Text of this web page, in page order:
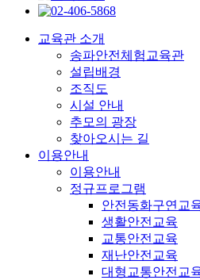
교육관 소개
송파안전체험교육관
설립배경
조직도
시설 안내
추모의 광장
찾아오시는 길
이용안내
이용안내
정규프로그램
안전동화구연교
생활안전교육
교통안전교육
재난안전교육
대형교통안전교